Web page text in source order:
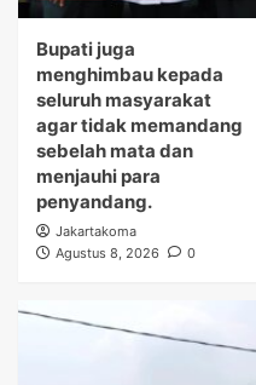
Bupati juga
menghimbau kepada
seluruh masyarakat
agar tidak memandang
sebelah mata dan
menjauhi para
penyandang.
Jakartakoma
Agustus 8, 2026
0